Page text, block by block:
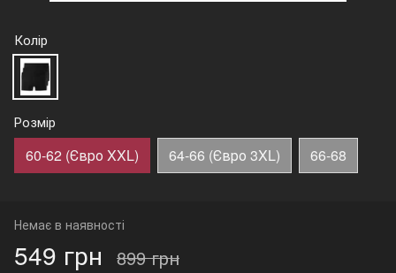
Колір
Розмір
60-62 (Євро XXL) 64-66 (Євро 3XL) 66-68
Немає в наявності
549 грн 899 грн